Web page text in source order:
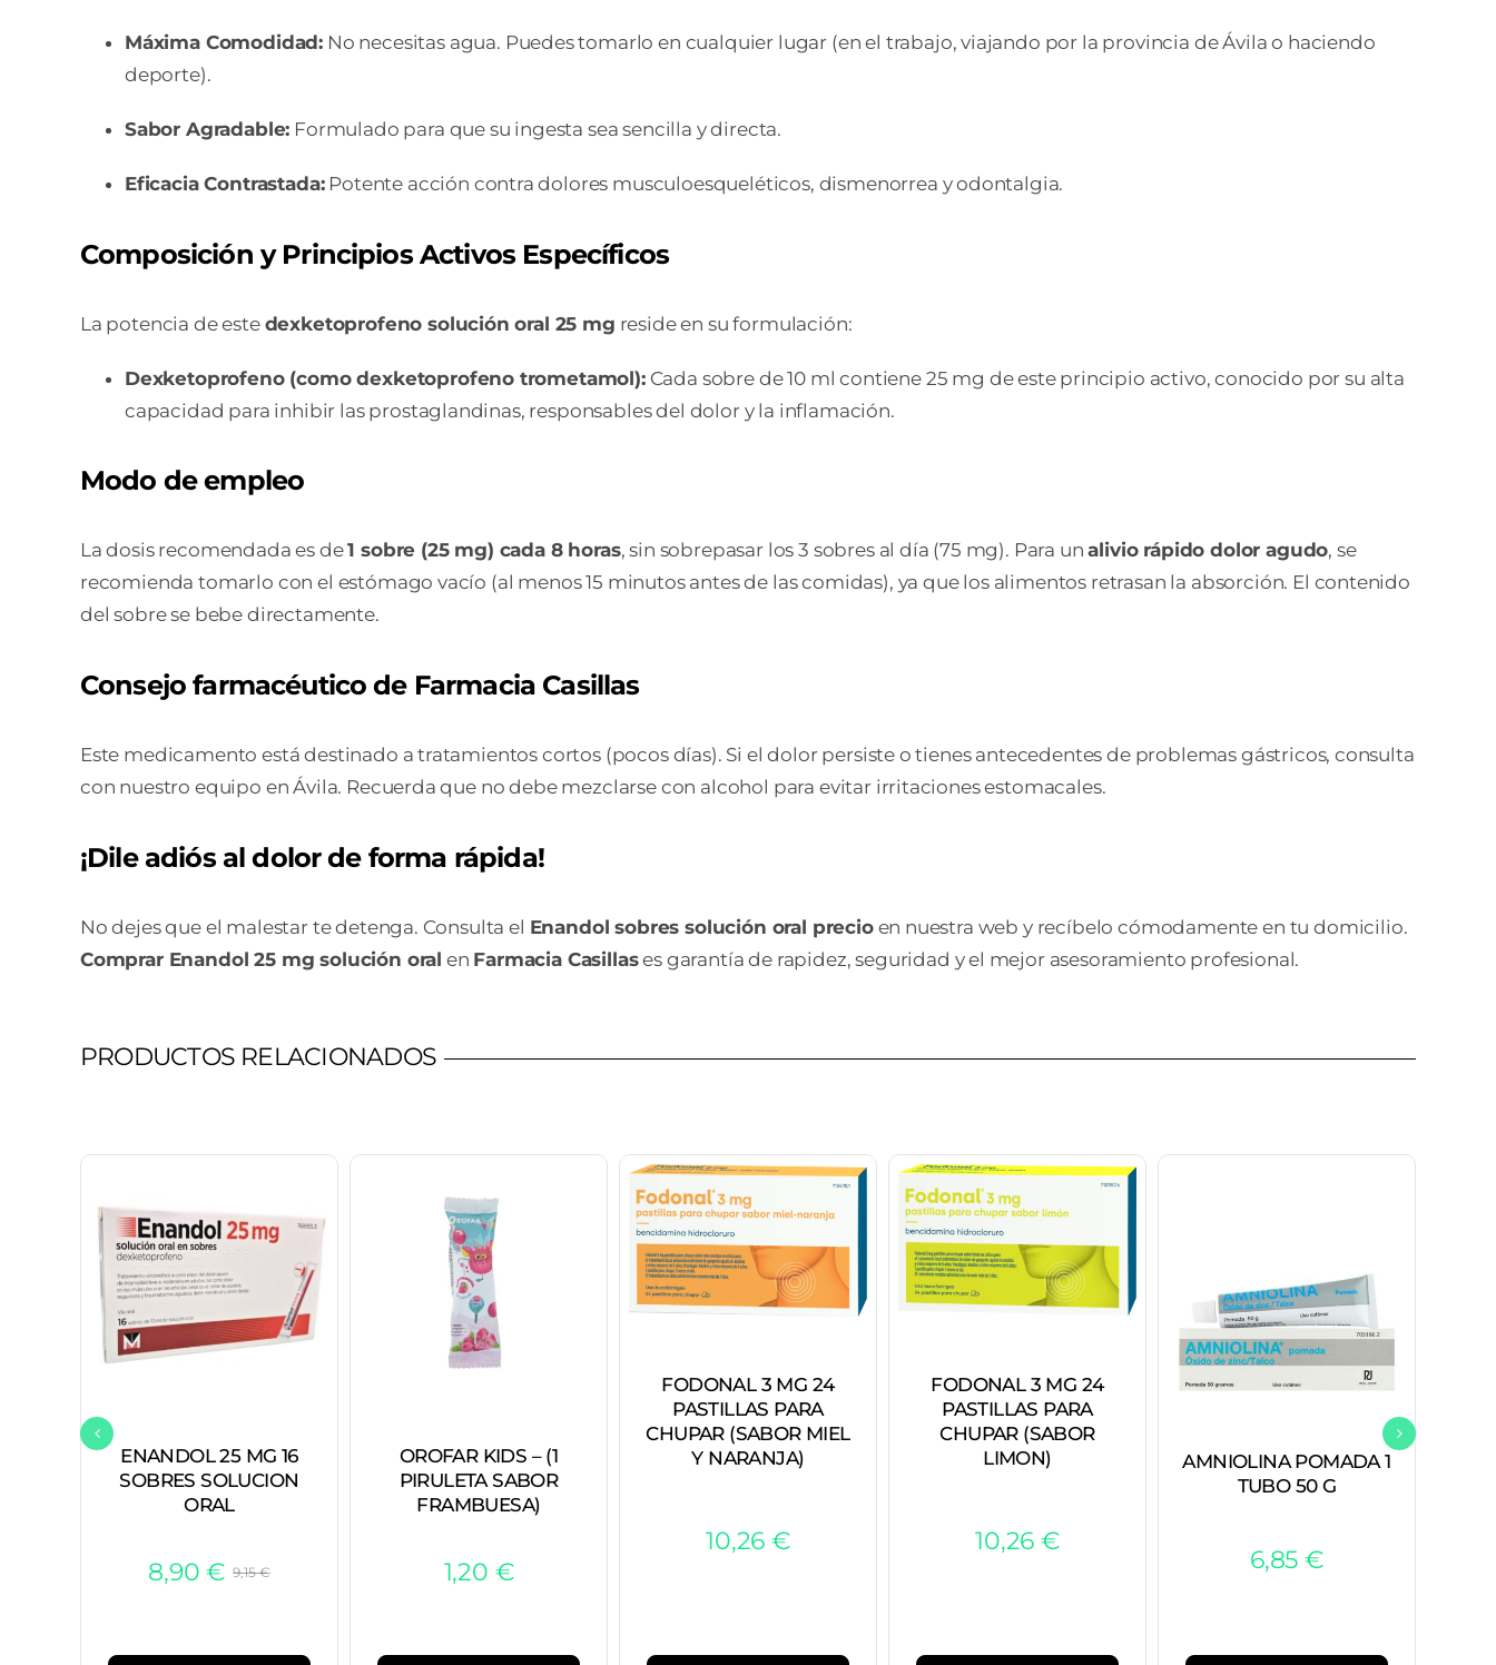
Máxima Comodidad: No necesitas agua. Puedes tomarlo en cualquier lugar (en el trabajo, viajando por la provincia de Ávila o haciendo
deporte).
Sabor Agradable: Formulado para que su ingesta sea sencilla y directa.
Eficacia Contrastada:Potente acción contra dolores musculoesqueléticos, dismenorrea y odontalgia.
Composición y Principios Activos Específicos
La potencia de este dexketoprofeno solución oral 25 mg reside en su formulación:
Dexketoprofeno (como dexketoprofeno trometamol):Cada sobre de 10 ml contiene 25 mg de este principio activo, conocido por su alta
capacidad para inhibir las prostaglandinas, responsables del dolor y la inflamación.
Modo de empleo
La dosis recomendada es de1 sobre (25 mg) cada 8 horas, sin sobrepasar los 3 sobres al día (75 mg). Para unalivio rápido dolor agudo, se
recomienda tomarlo con el estómago vacío (al menos 15 minutos antes de las comidas), ya que los alimentos retrasan la absorción. El contenido
del sobre se bebe directamente.
Consejo farmacéutico de Farmacia Casillas
Este medicamento está destinado a tratamientos cortos (pocos días). Si el dolor persiste o tienes antecedentes de problemas gástricos, consulta
con nuestro equipo en Ávila. Recuerda que no debe mezclarse con alcohol para evitar irritaciones estomacales.
¡Dile adiós al dolor de forma rápida!
No dejes que el malestar te detenga. Consulta el Enandol sobres solución oral precioen nuestra web y recíbelo cómodamente en tu domicilio.
Comprar Enandol 25 mg solución oral en Farmacia Casillases garantía de rapidez, seguridad y el mejor asesoramiento profesional.
PRODUCTOS RELACIONADOS
ENANDOL 25 MG 16
SOBRES SOLUCION
ORAL
9,15€El
8,90€
El
OROFAR KIDS – (1
PIRULETA SABOR
FRAMBUESA)
1,20 €
FODONAL 3 MG 24
PASTILLAS PARA
CHUPAR (SABOR MIEL
Y NARANJA)
10,26 €
FODONAL 3 MG 24
PASTILLAS PARA
CHUPAR (SABOR
LIMON)
10,26 €
AMNIOLINA POMADA 1
TUBO 50 G
6,85€